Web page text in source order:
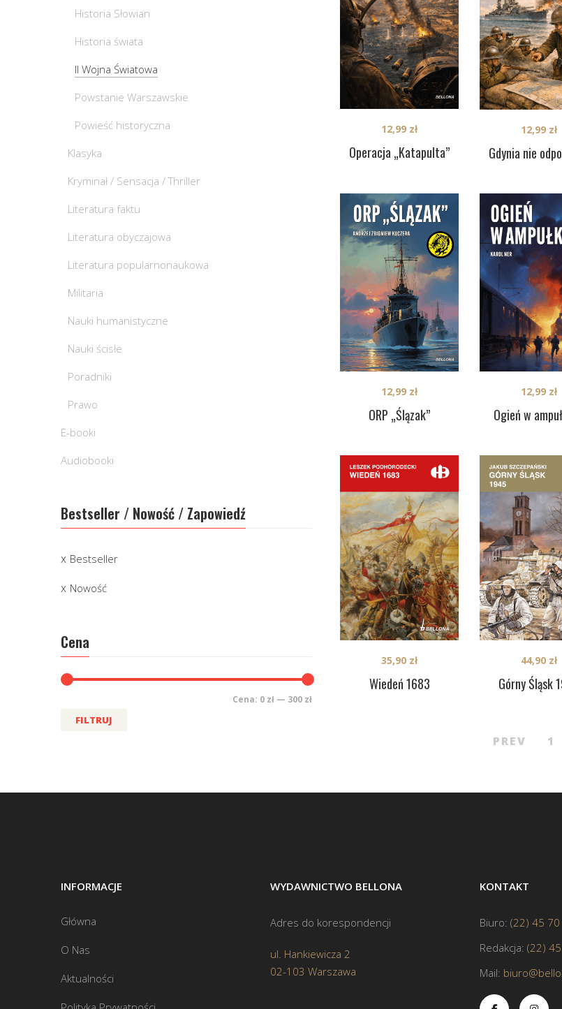
Operacja „Katapulta”
12,99 zł
Gdynia nie
12,99 zł
ORP „Ślązak”
12,99 zł
Ogień w
12,99 zł
Wiedeń 1683
35,90 zł
Górny Śląsk
44,90 zł
PREV 1
Historia Słowian
Historia świata
II Wojna Światowa
Powstanie Warszawskie
Powieść historyczna
Klasyka
Kryminał / Sensacja / Thriller
Literatura faktu
Literatura obyczajowa
Literatura popularnonaukowa
Militaria
Nauki humanistyczne
Nauki ścisłe
Poradniki
Prawo
E-booki
Audiobooki
Bestseller / Nowość / Zapowiedź
Bestseller
Nowość
Cena
FILTRUJ
Cena: 0 zł — 300 zł
INFORMACJE
Główna
O Nas
Aktualności
WYDAWNICTWO BELLONA
Adres do korespondencji
ul. Hankiewicza 2
02-103 Warszawa
KONTAKT
Biuro: (22) 45 70
Redakcja: (22)
Mail: